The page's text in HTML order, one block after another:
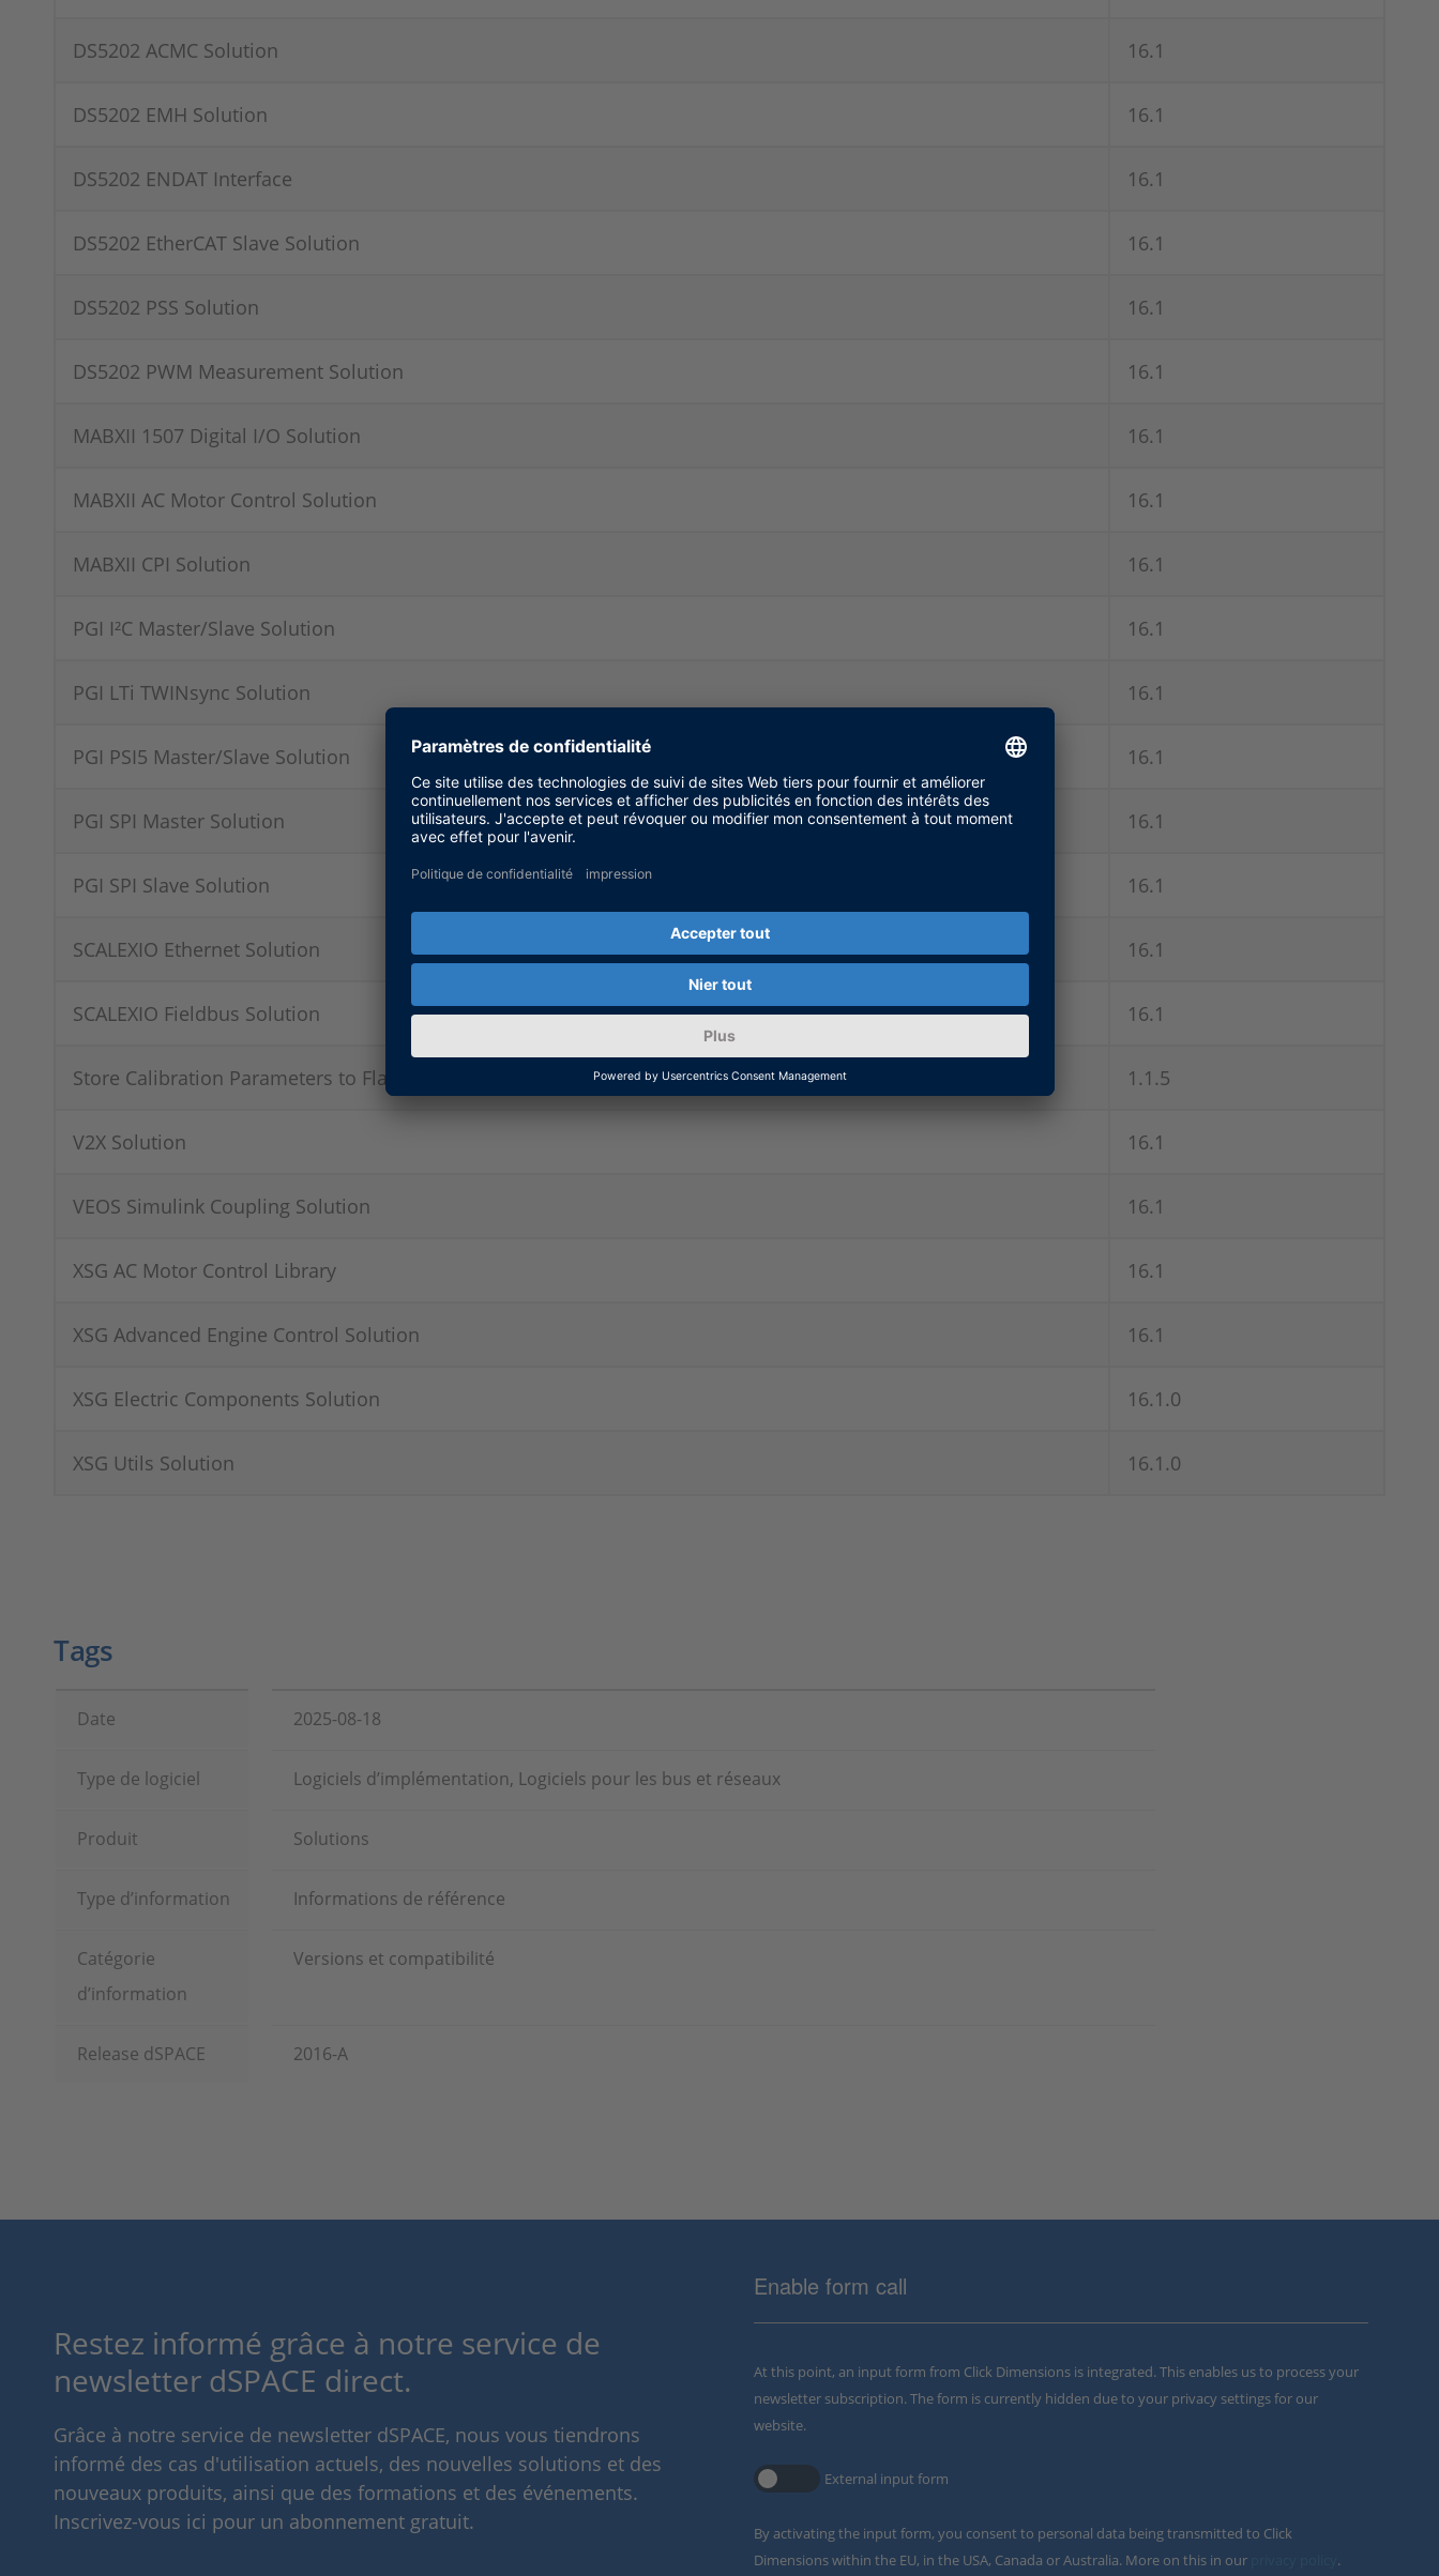
DS5202 ACMC Solution 16.1
DS5202 EMH Solution 16.1
DS5202 ENDAT Interface 16.1
DS5202 EtherCAT Slave Solution 16.1
DS5202 PSS Solution 16.1
DS5202 PWM Measurement Solution 16.1
MABXII 1507 Digital I/O Solution 16.1
MABXII AC Motor Control Solution 16.1
MABXII CPI Solution 16.1
PGI I²C Master/Slave Solution 16.1
PGI LTi TWINsync Solution 16.1
PGI PSI5 Master/Slave Solution 16.1
PGI SPI Master Solution 16.1
PGI SPI Slave Solution 16.1
SCALEXIO Ethernet Solution 16.1
SCALEXIO Fieldbus Solution 16.1
Store Calibration Parameters to Flash 1.1.5
V2X Solution 16.1
VEOS Simulink Coupling Solution 16.1
XSG AC Motor Control Library 16.1
XSG Advanced Engine Control Solution 16.1
XSG Electric Components Solution 16.1.0
XSG Utils Solution 16.1.0
Tags
Date 2025-08-18
Type de logiciel Logiciels d’implémentation, Logiciels pour les bus et réseaux
Produit Solutions
Type d’information Informations de référence
Catégorie
d’information
Versions et compatibilité
Release dSPACE 2016-A
Restez informé grâce à notre service de
newsletter dSPACE direct.
Grâce à notre service de newsletter dSPACE, nous vous tiendrons
informé des cas d'utilisation actuels, des nouvelles solutions et des
nouveaux produits, ainsi que des formations et des événements.
Inscrivez-vous ici pour un abonnement gratuit.
Enable form call
At this point, an input form from Click Dimensions is integrated. This enables us to process your
newsletter subscription. The form is currently hidden due to your privacy settings for our
website.
External input form
By activating the input form, you consent to personal data being transmitted to Click
Dimensions within the EU, in the USA, Canada or Australia. More on this in our
.